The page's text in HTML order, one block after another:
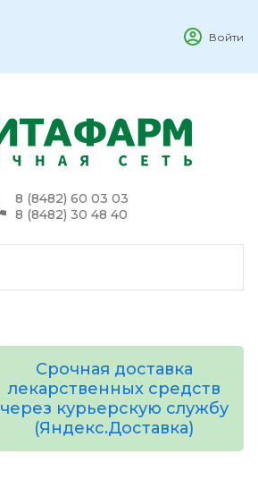
Войти
8 (8482) 60 03 03
8 (8482) 30 48 40
Срочная доставка
лекарственных средств
через курьерскую службу
(Яндекс.Доставка)